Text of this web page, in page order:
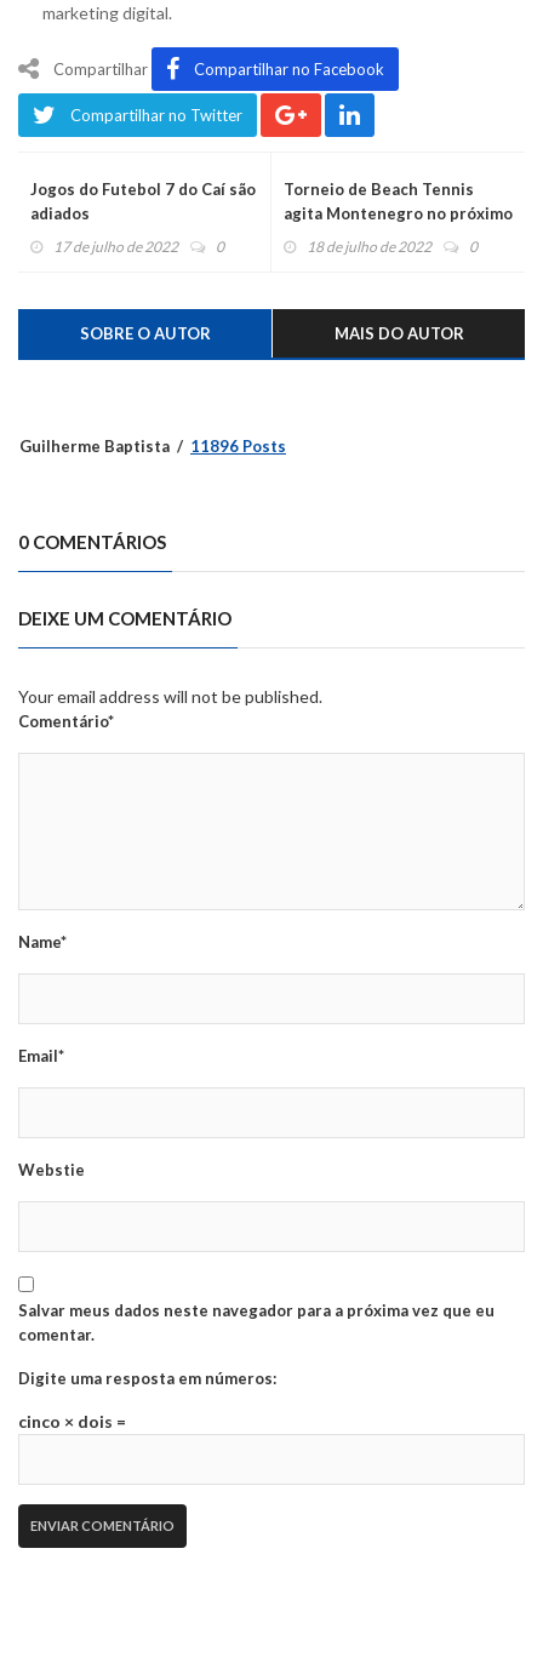
marketing digital.
Compartilhar Compartilhar no Facebook
Compartilhar no Twitter
Jogos do Futebol 7 do Caí são
adiados
17 de julho de 2022 0
Torneio de Beach Tennis
agita Montenegro no próximo
fim de semana
18 de julho de 2022 0
SOBRE O AUTOR MAIS DO AUTOR
Guilherme Baptista 11896 Posts
0 COMENTÁRIOS
DEIXE UM COMENTÁRIO
Your email address will not be published.
Comentário*
Name*
Email*
Webstie
Salvar meus dados neste navegador para a próxima vez que eu
comentar.
Digite uma resposta em números:
cinco × dois =